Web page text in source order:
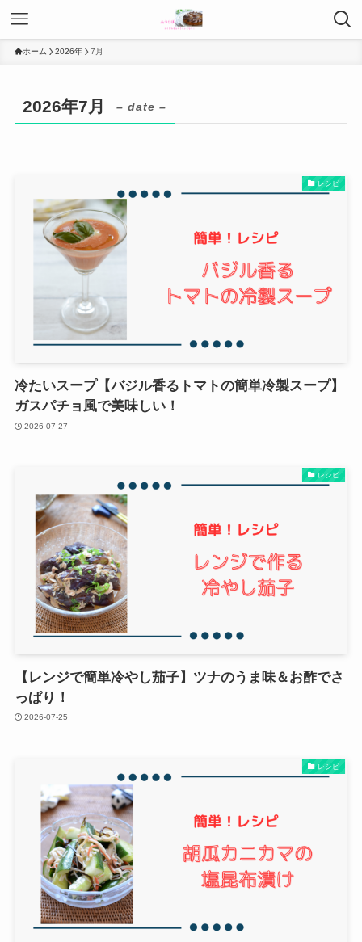
ホーム 2026年 7月
2026年7月 – date –
レシピ
冷たいスープ【バジル香るトマトの簡単冷製スープ】
ガスパチョ風で美味しい！
2026-07-27
レシピ
【レンジで簡単冷やし茄子】ツナのうま味＆お酢でさ
っぱり！
2026-07-25
レシピ